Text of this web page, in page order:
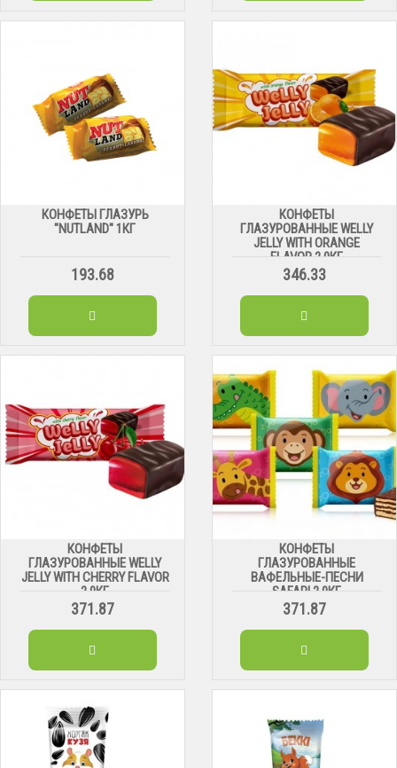
КОНФЕТЫ ГЛАЗУРЬ
"NUTLAND" 1КГ
193.68
КОНФЕТЫ
ГЛАЗУРОВАННЫЕ WELLY
JELLY WITH ORANGE
FLAVOR 2,0КГ
346.33
КОНФЕТЫ
ГЛАЗУРОВАННЫЕ WELLY
JELLY WITH CHERRY FLAVOR
2,0КГ
371.87
КОНФЕТЫ
ГЛАЗУРОВАННЫЕ
ВАФЕЛЬНЫЕ-ПЕСНИ
SAFARI 2,0КГ
371.87